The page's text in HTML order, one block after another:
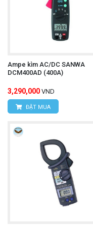
HÙNG NGUYÊN
HÙNG NGUYÊN
Số 15,
Q.Bắc Từ Liêm,
Đình 1, Q.Nam
Email:
Website:
HÙNG NGUYÊN
Địa chỉ:D7/6B
Ampe kìm AC/DC SANWA
DCM400AD (400A)
3,290,000 VND
ĐẶT MUA